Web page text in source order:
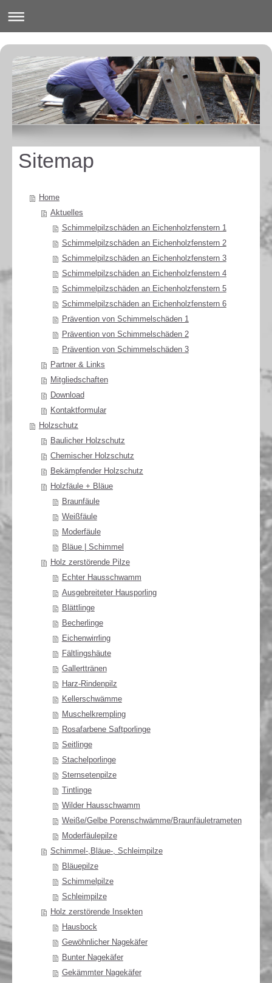
Sitemap
Home
Aktuelles
Schimmelpilzschäden an Eichenholzfenstern 1
Schimmelpilzschäden an Eichenholzfenstern 2
Schimmelpilzschäden an Eichenholzfenstern 3
Schimmelpilzschäden an Eichenholzfenstern 4
Schimmelpilzschäden an Eichenholzfenstern 5
Schimmelpilzschäden an Eichenholzfenstern 6
Prävention von Schimmelschäden 1
Prävention von Schimmelschäden 2
Prävention von Schimmelschäden 3
Partner & Links
Mitgliedschaften
Download
Kontaktformular
Holzschutz
Baulicher Holzschutz
Chemischer Holzschutz
Bekämpfender Holzschutz
Holzfäule + Bläue
Braunfäule
Weißfäule
Moderfäule
Bläue | Schimmel
Holz zerstörende Pilze
Echter Hausschwamm
Ausgebreiteter Hausporling
Blättlinge
Becherlinge
Eichenwirrling
Fältlingshäute
Gallerttränen
Harz-Rindenpilz
Kellerschwämme
Muschelkrempling
Rosafarbene Saftporlinge
Seitlinge
Stachelporlinge
Sternsetenpilze
Tintlinge
Wilder Hausschwamm
Weiße/Gelbe Porenschwämme/Braunfäuletrameten
Moderfäulepilze
Schimmel-,Bläue-, Schleimpilze
Bläuepilze
Schimmelpilze
Schleimpilze
Holz zerstörende Insekten
Hausbock
Gewöhnlicher Nagekäfer
Bunter Nagekäfer
Gekämmter Nagekäfer